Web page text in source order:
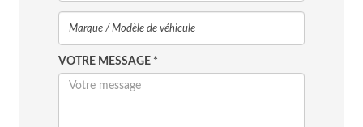
VOTRE MESSAGE *